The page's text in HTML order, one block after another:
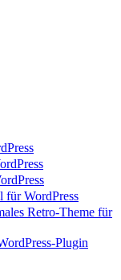
für WordPress
Retro-Theme für
Plugin